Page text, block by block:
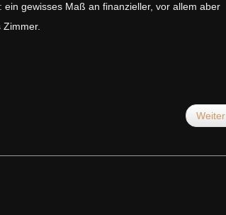
gewisses Maß an finanzieller, vor allem aber
Weiter